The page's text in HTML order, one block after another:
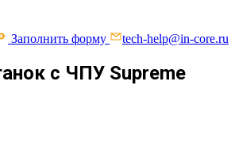
Заполнить форму tech-help@in-core.ru
с ЧПУ Supreme